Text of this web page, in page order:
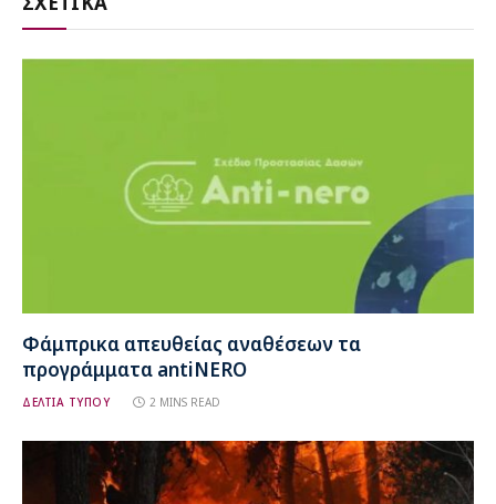
Φάμπρικα απευθείας αναθέσεων τα
προγράμματα antiNERO
ΔΕΛΤΙΑ ΤΥΠΟΥ 2 MINS READ